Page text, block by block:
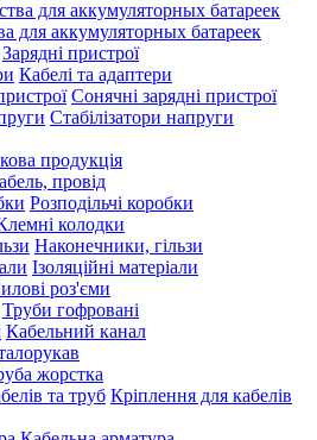
для аккумуляторных батареек
Зарядні пристрої
Кабелі та адаптери
Сонячні зарядні пристрої
Стабілізатори напруги
продукція
провід
Розподільчі коробки
колодки
Наконечники, гільзи
Ізоляційні матеріали
роз'єми
Труби гофровані
Кабельний канал
жорстка
Кріплення для кабелів